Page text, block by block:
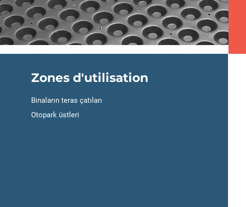
Zones d'utilisation
Binaların teras çatıları
Otopark üstleri